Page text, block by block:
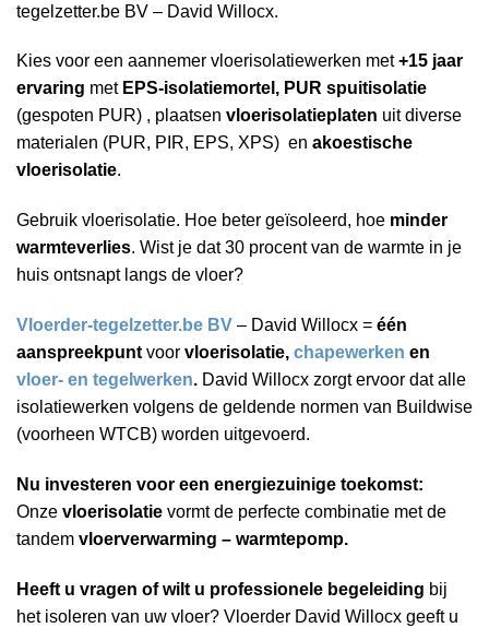
tegelzetter.be BV – David Willocx.
Kies voor een aannemer vloerisolatiewerken met+15 jaar
ervaring met EPS-isolatiemortel, PUR spuitisolatie
(gespoten PUR) , plaatsen vloerisolatieplaten uit diverse
materialen (PUR, PIR, EPS, XPS) en akoestische
vloerisolatie.
Gebruik vloerisolatie. Hoe beter geïsoleerd, hoe minder
warmteverlies. Wist je dat 30 procent van de warmte in je
huis ontsnapt langs de vloer?
Vloerder-tegelzetter.be BV – David Willocx = één
aanspreekpunt voor vloerisolatie, chapewerken en
vloer- en tegelwerken. David Willocx zorgt ervoor dat alle
isolatiewerken volgens de geldende normen van Buildwise
(voorheen WTCB) worden uitgevoerd.
Nu investeren voor een energiezuinige toekomst:
Onze vloerisolatie vormt de perfecte combinatie met de
tandem vloerverwarming – warmtepomp.
Heeft u vragen of wilt u professionele begeleiding bij
het isoleren van uw vloer? Vloerder David Willocx geeft u